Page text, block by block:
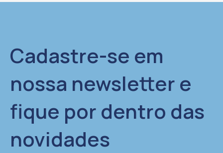
Cadastre-se em
nossa newsletter e
fique por dentro das
novidades